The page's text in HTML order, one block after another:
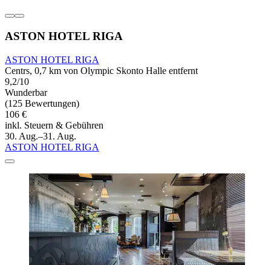
ASTON HOTEL RIGA
ASTON HOTEL RIGA
Centrs, 0,7 km von Olympic Skonto Halle entfernt
9,2/10
Wunderbar
(125 Bewertungen)
106 €
inkl. Steuern & Gebühren
30. Aug.–31. Aug.
ASTON HOTEL RIGA